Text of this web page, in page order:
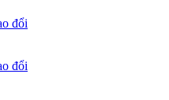
đổi
đổi